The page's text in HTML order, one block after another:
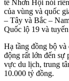
tế Nhơn Hội nói
của vùng và quốc
– Tây và Bắc –
Quốc lộ 19 và
Hạ tầng đồng bộ và
động rất lớn đến
vực du lịch, trung
10.000 tỷ đồng.